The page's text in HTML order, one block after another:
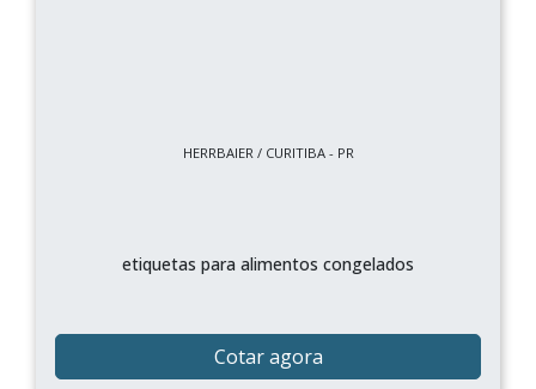
HERRBAIER / CURITIBA - PR
etiquetas para alimentos congelados
Cotar agora